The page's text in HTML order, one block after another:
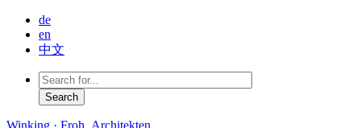
de
en
中文
Winking · Froh Architekten